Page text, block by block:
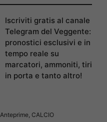
Iscriviti gratis al canale
Telegram del Veggente:
pronostici esclusivi e in
tempo reale su
marcatori, ammoniti, tiri
in porta e tanto altro!
Anteprime CALCIO